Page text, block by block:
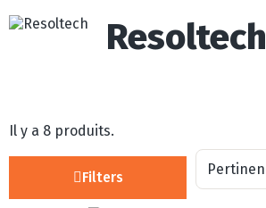
Resoltech
Il y a 8 produits.
Filters